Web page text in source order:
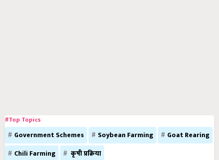
#Top Topics
Government Schemes Soybean Farming
Goat Rearing
Chili Farming
कृषी प्रक्रिया